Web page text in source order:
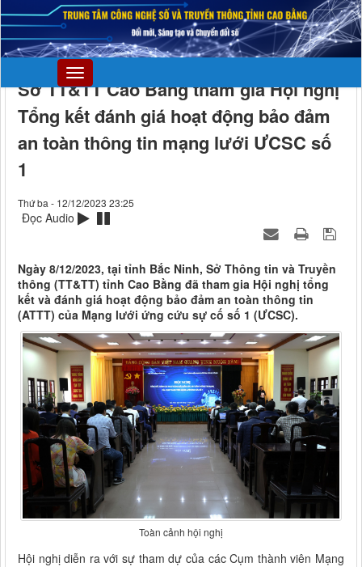
Sở TT&TT Cao Bằng tham gia Hội nghị
Tổng kết đánh giá hoạt động bảo đảm
an toàn thông tin mạng lưới ƯCSC số
1
Thứ ba - 12/12/2023 23:25
Đọc Audio
Ngày 8/12/2023, tại tỉnh Bắc Ninh, Sở Thông tin và Truyền
thông (TT&TT) tỉnh Cao Bằng đã tham gia Hội nghị tổng
kết và đánh giá hoạt động bảo đảm an toàn thông tin
(ATTT) của Mạng lưới ứng cứu sự cố số 1 (ƯCSC).
Toàn cảnh hội nghị
Hội nghị diễn ra với sự tham dự của các Cụm thành viên Mạng